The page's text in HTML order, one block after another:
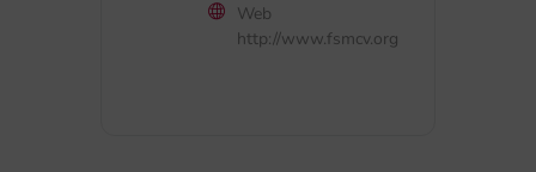
Web
http://www.fsmcv.org